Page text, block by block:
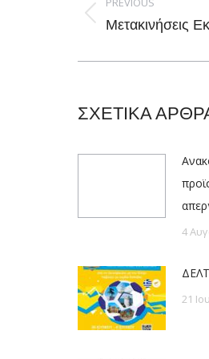
Previous
Μετακινήσεις
ΣΧΕΤΙΚΑ
4
21